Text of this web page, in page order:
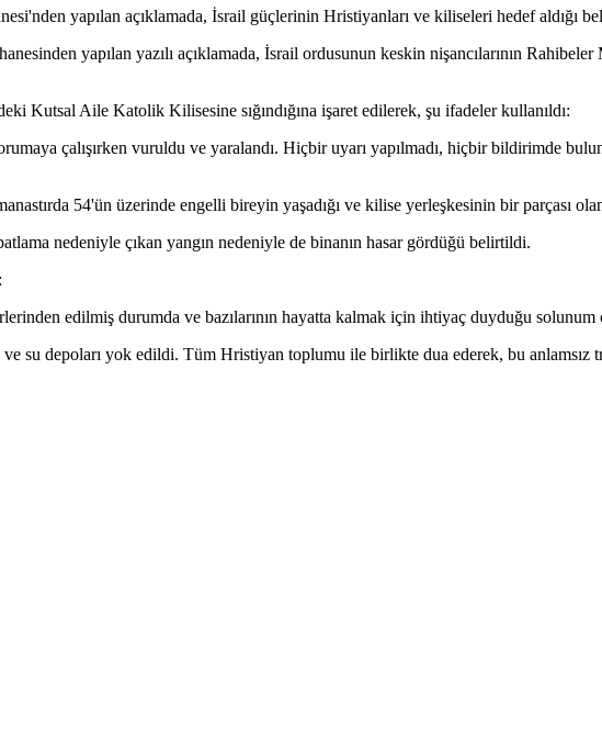
yapılan açıklamada, İsrail güçlerinin Hristiyanları ve kiliseleri hedef aldığı
yapılan yazılı açıklamada, İsrail ordusunun keskin nişancılarının Rahibeler
Kutsal Aile Katolik Kilisesine sığındığına işaret edilerek, şu ifadeler kullanıldı:
çalışırken vuruldu ve yaralandı. Hiçbir uyarı yapılmadı, hiçbir bildirimde
54'ün üzerinde engelli bireyin yaşadığı ve kilise yerleşkesinin bir parçası
nedeniyle çıkan yangın nedeniyle de binanın hasar gördüğü belirtildi.
edilmiş durumda ve bazılarının hayatta kalmak için ihtiyaç duyduğu
su depoları yok edildi. Tüm Hristiyan toplumu ile birlikte dua ederek, bu anlamsız